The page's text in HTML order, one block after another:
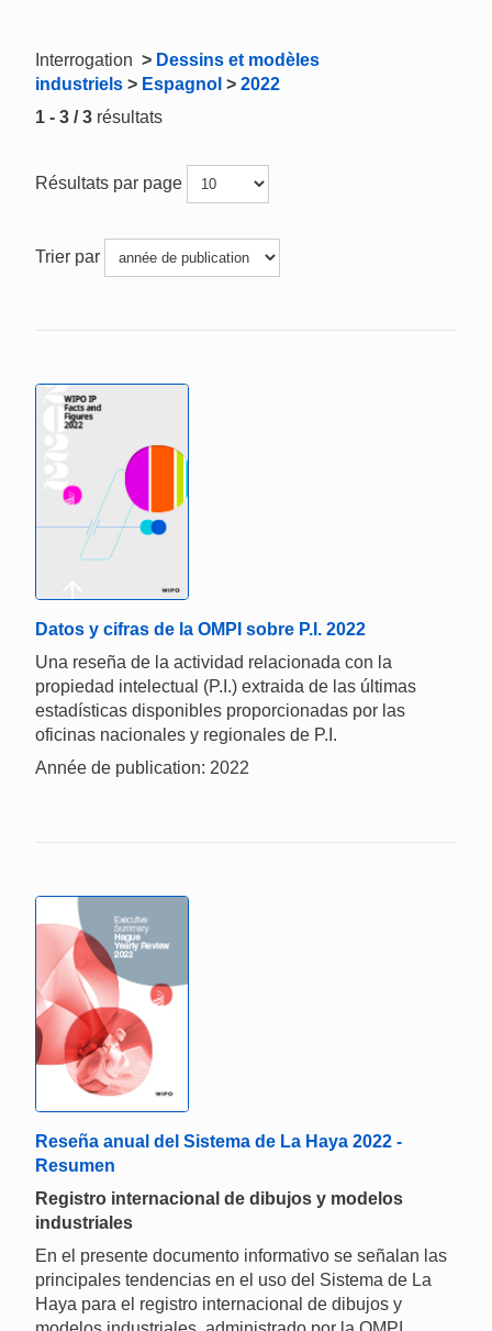
Interrogation > Dessins et modèles
industriels > Espagnol > 2022
1 - 3 / 3 résultats
Résultats par page
Trier par
Datos y cifras de la OMPI sobre P.I. 2022
Una reseña de la actividad relacionada con la
propiedad intelectual (P.I.) extraida de las últimas
estadísticas disponibles proporcionadas por las
oficinas nacionales y regionales de P.I.
Année de publication: 2022
Reseña anual del Sistema de La Haya 2022 -
Resumen
Registro internacional de dibujos y modelos
industriales
En el presente documento informativo se señalan las
principales tendencias en el uso del Sistema de La
Haya para el registro internacional de dibujos y